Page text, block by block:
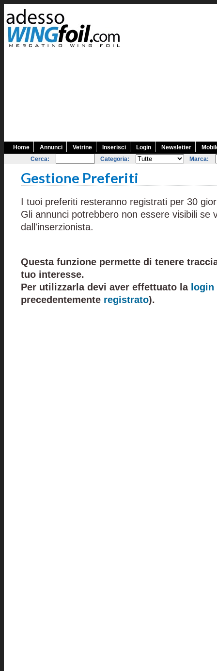
Home Annunci Vetrine Inserisci Login Newsletter
Cerca:
Categoria: Marca:
Gestione Preferiti
I tuoi preferiti resteranno registrati per 30
Gli annunci potrebbero non essere visibili se
dall'inserzionista.
Questa funzione permette di tenere
tuo interesse.
Per utilizzarla devi aver effettuato la login
precedentemente registrato).